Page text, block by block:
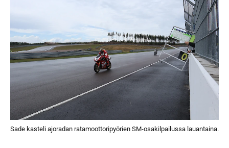
Sade kasteli ajoradan ratamoottoripyörien SM-osakilpailussa lauantaina.